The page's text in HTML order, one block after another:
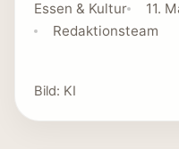
Essen & Kultur 11.
Redaktionsteam
Bild: KI